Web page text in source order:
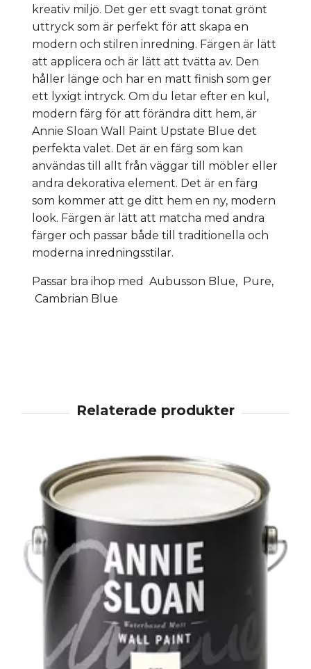
kreativ miljö. Det ger ett svagt tonat grönt
uttryck som är perfekt för att skapa en
modern och stilren inredning. Färgen är lätt
att applicera och är lätt att tvätta av. Den
håller länge och har en matt finish som ger
ett lyxigt intryck. Om du letar efter en kul,
modern färg för att förändra ditt hem, är
Annie Sloan Wall Paint Upstate Blue det
perfekta valet. Det är en färg som kan
användas till allt från väggar till möbler eller
andra dekorativa element. Det är en färg
som kommer att ge ditt hem en ny, modern
look. Färgen är lätt att matcha med andra
färger och passar både till traditionella och
moderna inredningsstilar.
Passar bra ihop med Aubusson Blue, Pure,
Cambrian Blue